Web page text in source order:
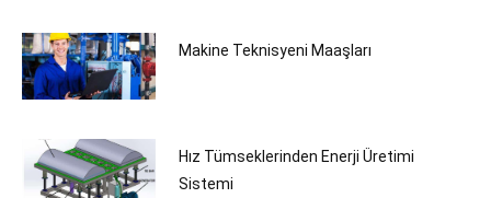
Makine Teknisyeni Maaşları
Hız Tümseklerinden Enerji Üretimi
Sistemi